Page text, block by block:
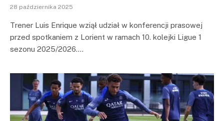
28 października 2025
Trener Luis Enrique wziął udział w konferencji prasowej
przed spotkaniem z Lorient w ramach 10. kolejki Ligue 1
sezonu 2025/2026.…